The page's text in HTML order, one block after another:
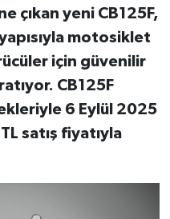
çıkan yeni CB125F,
motosiklet
için güvenilir
CB125F
6 Eylül 2025
satış fiyatıyla